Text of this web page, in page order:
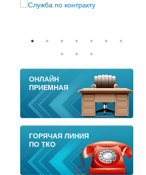
11
ОНЛАЙН
ПРИЕМНАЯ
ГОРЯЧАЯ ЛИНИЯ
ПО ТКО